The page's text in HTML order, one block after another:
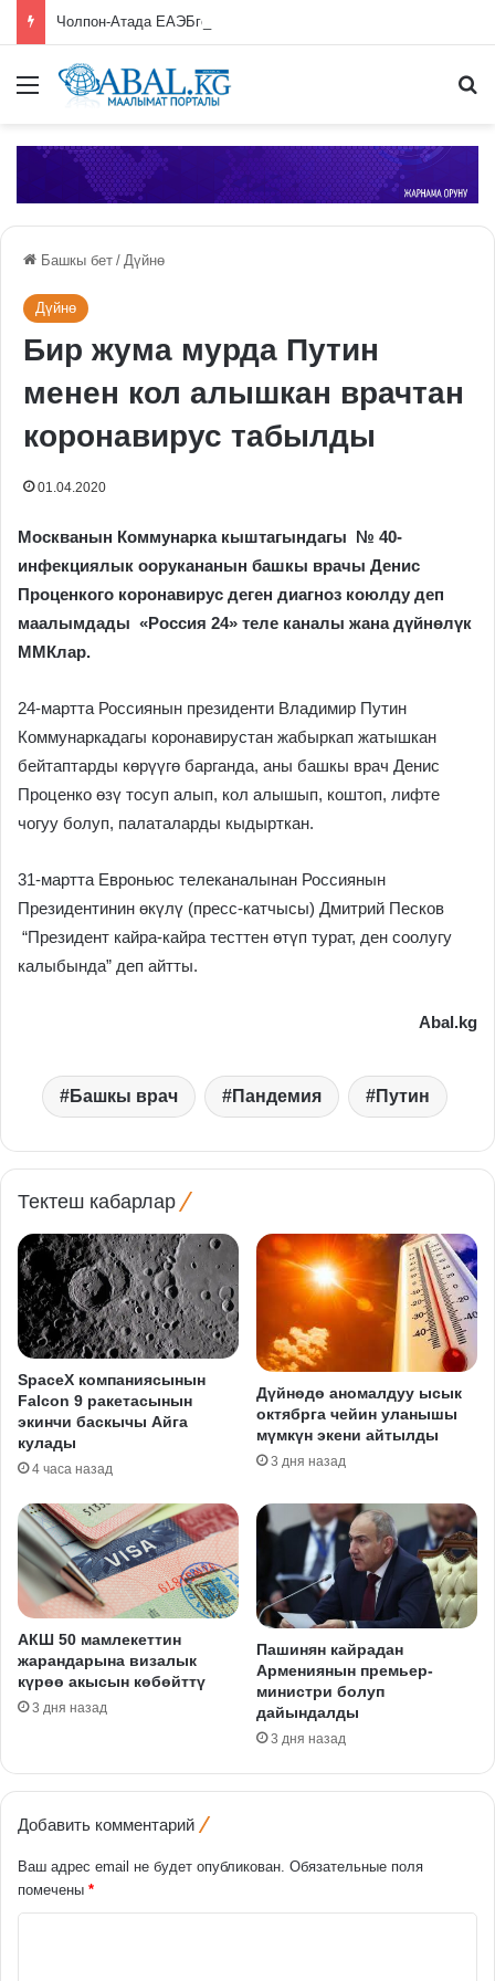
Меню
Башкы бет / Дүйнө
Дүйнө
Бир жума мурда Путин
менен кол алышкан врачтан
коронавирус табылды
01.04.2020
Москванын Коммунарка кыштагындагы № 40-
инфекциялык оорукананын башкы врачы Денис
Проценкого коронавирус деген диагноз коюлду деп
маалымдады «Россия 24» теле каналы жана дүйнөлүк
ММКлар.
24-мартта Россиянын президенти Владимир Путин
Коммунаркадагы коронавирустан жабыркап жатышкан
бейтаптарды көрүүгө барганда, аны башкы врач Денис
Проценко өзү тосуп алып, кол алышып, коштоп, лифте
чогуу болуп, палаталарды кыдырткан.
31-мартта Евроньюс телеканалынан Россиянын
Президентинин өкүлү (пресс-катчысы) Дмитрий Песков
“Президент кайра-кайра тесттен өтүп турат, ден соолугу
калыбында” деп айтты.
Abal.kg
Башкы врач Пандемия Путин
Тектеш кабарлар
SpaceX компаниясынын
Falcon 9 ракетасынын
экинчи баскычы Айга
кулады
4 часа назад
Дүйнөдө аномалдуу ысык
октябрга чейин уланышы
мүмкүн экени айтылды
3 дня назад
АКШ 50 мамлекеттин
жарандарына визалык
күрөө акысын көбөйттү
3 дня назад
Пашинян кайрадан
Армениянын премьер-
министри болуп
дайындалды
3 дня назад
Добавить комментарий
Ваш адрес email не будет опубликован. Обязательные поля
помечены *